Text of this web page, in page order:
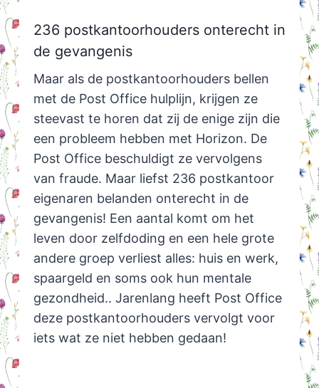
236 postkantoorhouders onterecht in
de gevangenis
Maar als de postkantoorhouders bellen
met de Post Office hulplijn, krijgen ze
steevast te horen dat zij de enige zijn die
een probleem hebben met Horizon. De
Post Office beschuldigt ze vervolgens
van fraude. Maar liefst 236 postkantoor
eigenaren belanden onterecht in de
gevangenis! Een aantal komt om het
leven door zelfdoding en een hele grote
andere groep verliest alles: huis en werk,
spaargeld en soms ook hun mentale
gezondheid.. Jarenlang heeft Post Office
deze postkantoorhouders vervolgt voor
iets wat ze niet hebben gedaan!